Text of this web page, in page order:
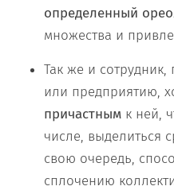
определенный
множества и
Так же и
или предприятию,
причастным к ней,
числе, выделиться
свою очередь,
сплочению